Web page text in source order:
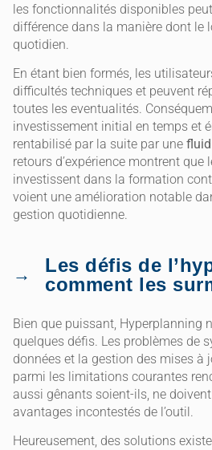
les fonctionnalités disponibles
différence dans la manière dont le
quotidien.
En étant bien formés, les
difficultés techniques et peuvent
toutes les eventualités.
investissement initial en temps et
rentabilisé par la suite par une
retours d’expérience montrent
investissent dans la formation
voient une amélioration notable
gestion quotidienne.
Les défis de
comment les
Bien que puissant, Hyperplanning
quelques défis. Les problèmes de
données et la gestion des mises à
parmi les limitations courantes
aussi gênants soient-ils, ne
avantages incontestés de l’outil.
Heureusement, des solutions